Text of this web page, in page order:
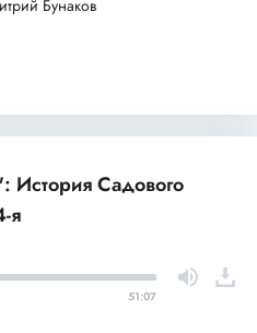
Бунаков
История Садового
я
51:07